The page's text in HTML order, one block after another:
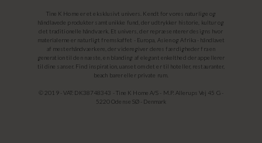
Tine K Home er et eksklusivt univers. Kendt for vores naturlige og
håndlavede produkter samt unikke fund, der udtrykker historie, kultur og
det traditionelle håndværk. Et univers, der repræsenterer designs hvor
materialerne er naturligt fremskaffet - Europa, Asien og Afrika - håndlavet
af mesterhåndværkere, der videregiver deres færdigheder fra en
generation til den næste, en blanding af elegant enkelthed der appellerer
til dine sanser. Find inspiration, uanset om det er til hoteller, restauranter,
beach barer eller private rum.
© 2019 - VAT: DK38748343 - Tine K Home A/S - M.P. Allerups Vej 45 G -
5220 Odense SØ - Denmark